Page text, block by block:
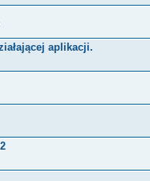
aplikacji.